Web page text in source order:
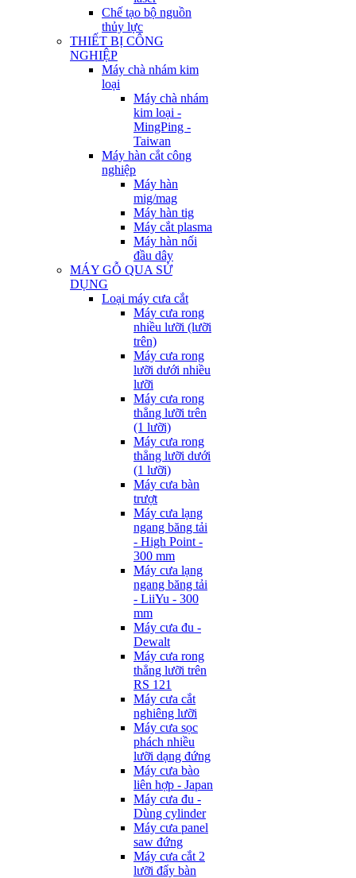
Chế tạo bộ nguồn
thủy lực
THIẾT BỊ CÔNG
NGHIỆP
Máy chà nhám kim
loại
Máy chà nhám
kim loại -
MingPing -
Taiwan
Máy hàn cắt công
nghiệp
Máy hàn
mig/mag
Máy hàn tig
Máy cắt plasma
Máy hàn nối
đầu dây
MÁY GỖ QUA SỬ
DỤNG
Loại máy cưa cắt
Máy cưa rong
nhiều lưỡi (lưỡi
trên)
Máy cưa rong
lưỡi dưới nhiều
lưỡi
Máy cưa rong
thẳng lưỡi trên
(1 lưỡi)
Máy cưa rong
thẳng lưỡi dưới
(1 lưỡi)
Máy cưa bàn
trượt
Máy cưa lạng
ngang băng tải
- High Point -
300 mm
Máy cưa lạng
ngang băng tải
- LiiYu - 300
mm
Máy cưa đu -
Dewalt
Máy cưa rong
thẳng lưỡi trên
RS 121
Máy cưa cắt
nghiêng lưỡi
Máy cưa sọc
phách nhiều
lưỡi dạng đứng
Máy cưa bào
liên hợp - Japan
Máy cưa đu -
Dùng cylinder
Máy cưa panel
saw đứng
Máy cưa cắt 2
lưỡi đẩy bàn